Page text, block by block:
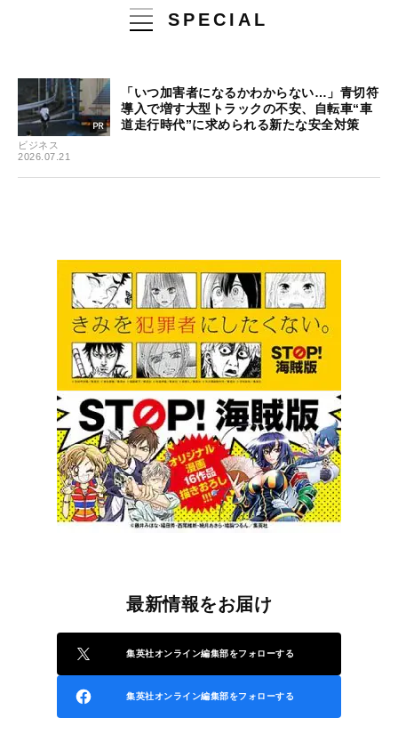
SPECIAL
ビジネス
2026.07.21
「いつ加害者になるかわからない…」青切符
導入で増す大型トラックの不安、自転車“車
道走行時代”に求められる新たな安全対策
最新情報をお届け
集英社オンライン編集部をフォローする
集英社オンライン編集部をフォローする